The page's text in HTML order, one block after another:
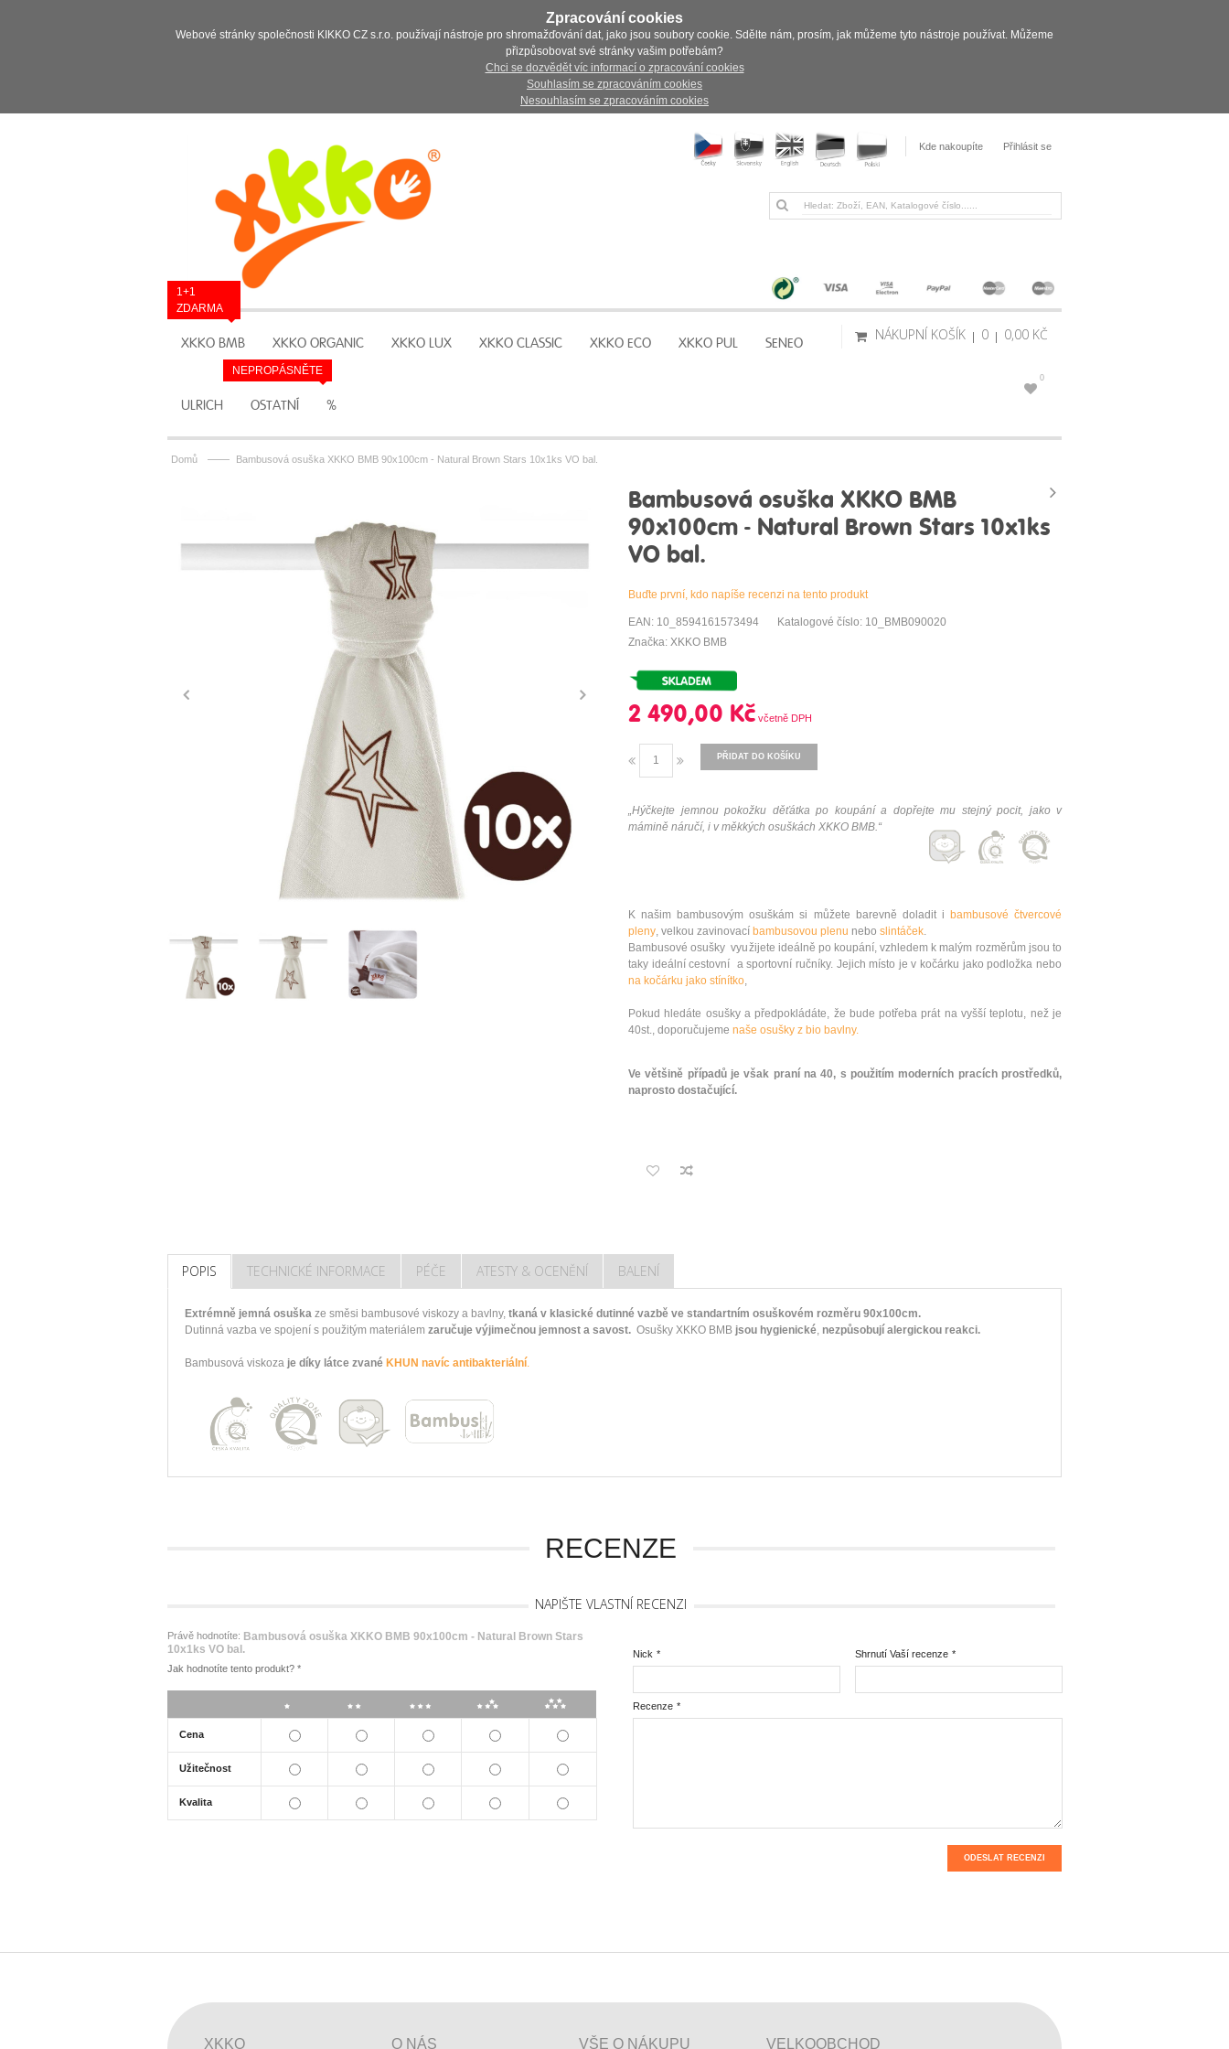
Zpracování cookies
Webové stránky společnosti KIKKO CZ s.r.o. používají nástroje pro shromažďování dat, jako jsou soubory cookie. Sdělte nám, prosím, jak můžeme tyto nástroje používat. Můžeme
přizpůsobovat své stránky vašim potřebám?
Chci se dozvědět víc informací o zpracování cookies
Souhlasím se zpracováním cookies
Nesouhlasím se zpracováním cookies
Kde nakoupíte Přihlásit se
XKKO BMB
1+1
ZDARMA
XKKO ORGANIC XKKO LUX XKKO CLASSIC XKKO ECO XKKO PUL SENEO
ULRICH OSTATNÍ %
NEPROPÁSNĚTE
NÁKUPNÍ KOŠÍK 0 0,00 KČ
0
Domů —— Bambusová osuška XKKO BMB 90x100cm - Natural Brown Stars 10x1ks VO bal.
Bambusová osuška XKKO BMB
90x100cm - Natural Brown Stars 10x1ks
VO bal.
Buďte první, kdo napíše recenzi na tento produkt
EAN: 10_8594161573494
Katalogové číslo: 10_BMB090020
Značka: XKKO BMB
2 490,00 Kč
PŘIDAT DO KOŠÍKU
„Hýčkejte jemnou pokožku děťátka po koupání a dopřejte mu stejný pocit, jako v
mámině náručí, i v měkkých osuškách XKKO BMB.“
K našim bambusovým osuškám si můžete barevně doladit i bambusové čtvercové
pleny, velkou zavinovací bambusovou plenu nebo slintáček.
Bambusové osušky využijete ideálně po koupání, vzhledem k malým rozměrům jsou to
taky ideální cestovní a sportovní ručníky. Jejich místo je v kočárku jako podložka nebo
na kočárku jako stínítko,
Pokud hledáte osušky a předpokládáte, že bude potřeba prát na vyšší teplotu, než je
40st., doporučujeme naše osušky z bio bavlny.
Ve většině případů je však praní na 40, s použitím moderních pracích prostředků,
naprosto dostačující.
POPIS TECHNICKÉ INFORMACE PÉČE ATESTY & OCENĚNÍ BALENÍ
Extrémně jemná osuška ze směsi bambusové viskozy a bavlny, tkaná v klasické dutinné vazbě ve standartním osuškovém rozměru 90x100cm.
Dutinná vazba ve spojení s použitým materiálem zaručuje výjimečnou jemnost a savost. Osušky XKKO BMB jsou hygienické, nezpůsobují alergickou reakci.
Bambusová viskoza je díky látce zvané KHUN navíc antibakteriální.
RECENZE
NAPIŠTE VLASTNÍ RECENZI
Právě hodnotíte: Bambusová osuška XKKO BMB 90x100cm - Natural Brown Stars
10x1ks VO bal.
Jak hodnotíte tento produkt? *
Cena
Užitečnost
Kvalita
*
Nick *
Shrnutí Vaší recenze
*
Recenze
ODESLAT RECENZI
XKKO O NÁS VŠE O NÁKUPU VELKOOBCHOD